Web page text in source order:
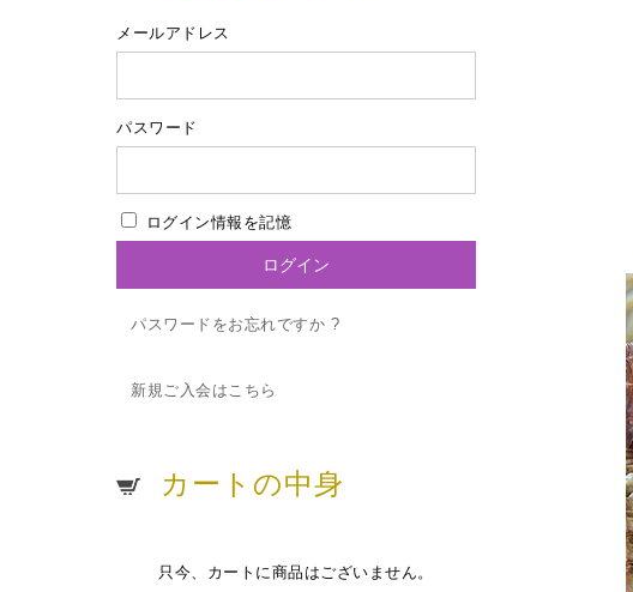
メールアドレス
パスワード
ログイン情報を記憶
パスワードをお忘れですか ?
新規ご入会はこちら
カートの中身
只今、カートに商品はございません。